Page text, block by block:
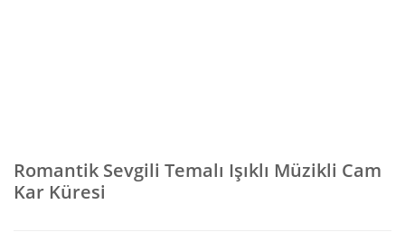
Romantik Sevgili Temalı Işıklı Müzikli Cam
Kar Küresi